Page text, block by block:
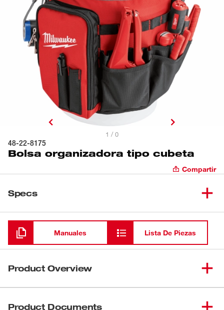
1 / 0
48-22-8175
Bolsa organizadora tipo cubeta
Compartir
Specs
Cargando
Manuales Lista De Piezas
Product Overview
proporcionar máxima versatilidad y durabilidad superior.
Product Documents